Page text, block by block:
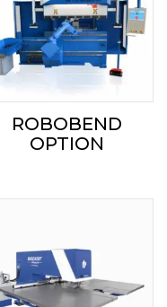
ROBOBEND
OPTION